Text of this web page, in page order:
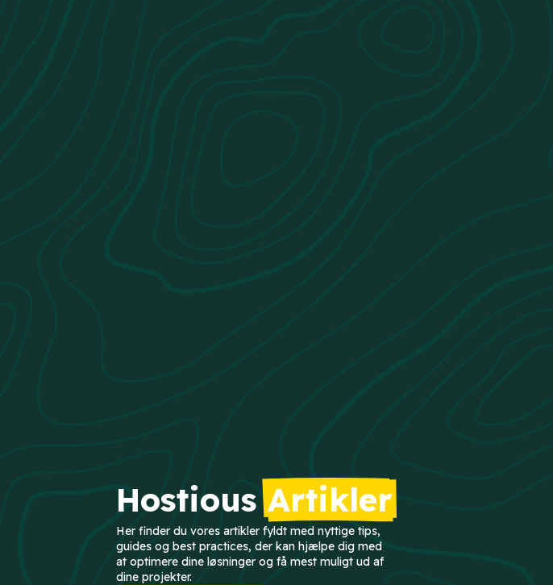
Hostious Artikler
Her finder du vores artikler fyldt med nyttige tips,
guides og best practices, der kan hjælpe dig med
at optimere dine løsninger og få mest muligt ud af
dine projekter.